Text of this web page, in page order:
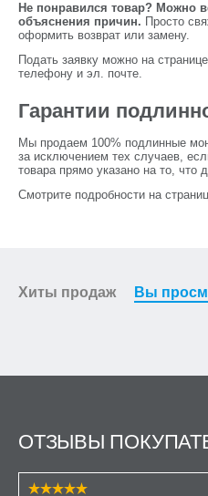
Не понравился товар? Можно
объяснения причин. Просто
оформить возврат или замену.
Подать заявку можно на странице
телефону и эл. почте.
Гарантии
Мы продаем 100% подлинные
за исключением тех случаев,
товара прямо указано на то, что
Смотрите подробности на
Хиты продаж Вы
ОТЗЫВЫ